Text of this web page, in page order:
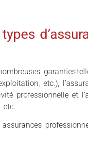
garanties
etc.),
professionnelle et
etc.